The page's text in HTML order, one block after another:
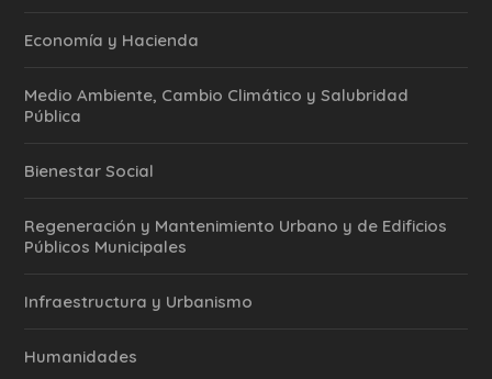
Economía y Hacienda
Medio Ambiente, Cambio Climático y Salubridad
Pública
Bienestar Social
Regeneración y Mantenimiento Urbano y de Edificios
Públicos Municipales
Infraestructura y Urbanismo
Humanidades